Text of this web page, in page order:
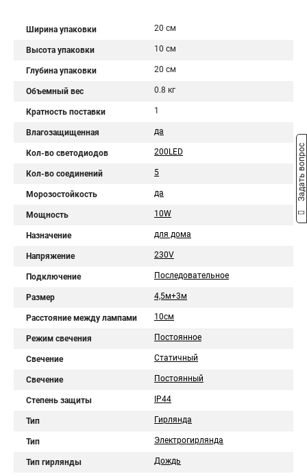
Ширина упаковки 20 см
Высота упаковки 10 см
Глубина упаковки 20 см
Объемный вес 0.8 кг
Кратность поставки 1
Влагозащищенная да
Кол-во светодиодов 200LED
Кол-во соединений 5
Морозостойкость да
Мощность 10W
Назначение для дома
Напряжение 230V
Подключение Последовательное
Размер 4,5м+3м
Расстояние между лампами 10см
Режим свечения Постоянное
Свечение Статичный
Свечение Постоянный
Степень защиты IP44
Тип Гирлянда
Тип Электрогирлянда
Тип гирлянды Дождь
Задать вопрос